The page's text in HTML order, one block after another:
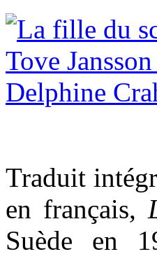
Traduit
en français,
Suède en